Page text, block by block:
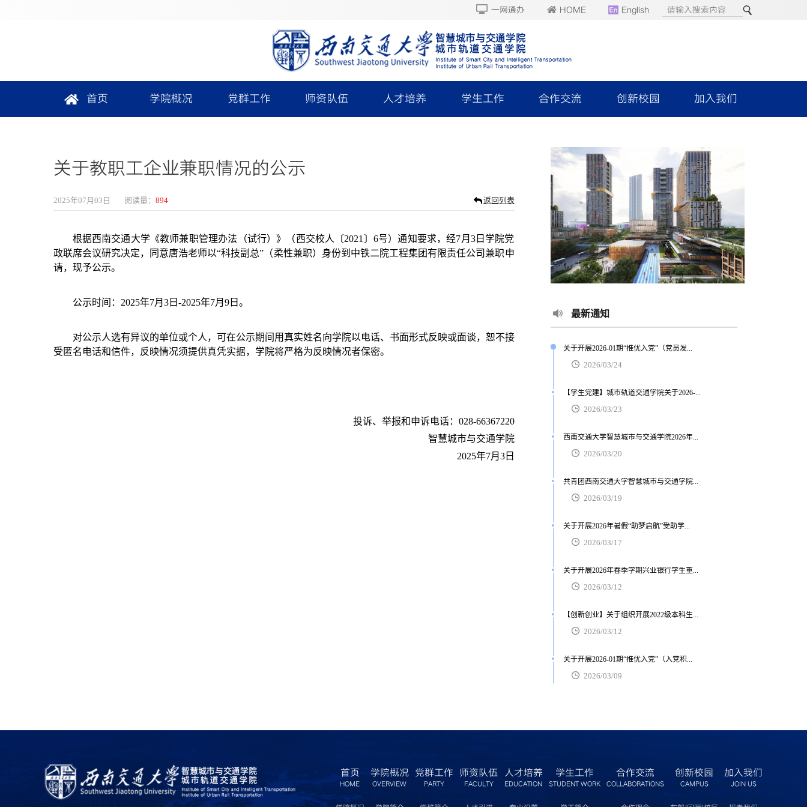
一网通办 HOME English
首页 学院概况 党群工作 师资队伍 人才培养 学生工作 合作交流 创新校园 加入我们
关于教职工企业兼职情况的公示
2025年07月03日 阅读量： 894 返回列表
根据西南交通大学《教师兼职管理办法（试行）》（西交校人〔2021〕6号）通知要求，经7月3日学院党
政联席会议研究决定，同意唐浩老师以“科技副总”（柔性兼职）身份到中铁二院工程集团有限责任公司兼职申
请，现予公示。
公示时间：2025年7月3日-2025年7月9日。
对公示人选有异议的单位或个人，可在公示期间用真实姓名向学院以电话、书面形式反映或面谈，恕不接
受匿名电话和信件，反映情况须提供真凭实据，学院将严格为反映情况者保密。
投诉、举报和申诉电话：028-66367220
智慧城市与交通学院
2025年7月3日
最新通知
关于开展2026-01期“推优入党”（党员发...
2026/03/24
【学生党建】城市轨道交通学院关于2026-...
2026/03/23
西南交通大学智慧城市与交通学院2026年...
2026/03/20
共青团西南交通大学智慧城市与交通学院...
2026/03/19
关于开展2026年暑假“助梦启航”受助学...
2026/03/17
关于开展2026年春季学期兴业银行学生重...
2026/03/12
【创新创业】关于组织开展2022级本科生...
2026/03/12
关于开展2026-01期“推优入党”（入党积...
2026/03/09
首页
HOME
学院概况
OVERVIEW
党群工作
PARTY
师资队伍
FACULTY
人才培养
EDUCATION
学生工作
STUDENT WORK
合作交流
COLLABORATIONS
创新校园
CAMPUS
加入我们
JOIN US